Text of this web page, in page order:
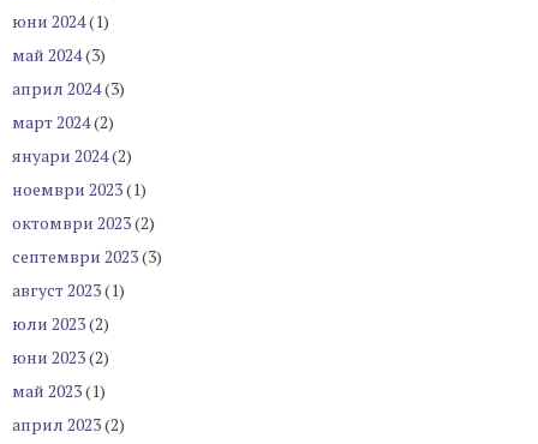
юни 2024(1)
май 2024(3)
април 2024(3)
март 2024(2)
януари 2024(2)
ноември 2023(1)
октомври 2023(2)
септември 2023(3)
август 2023(1)
юли 2023(2)
юни 2023(2)
май 2023(1)
април 2023(2)